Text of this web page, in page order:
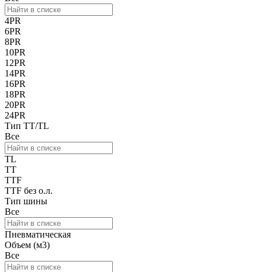
4PR
6PR
8PR
10PR
12PR
14PR
16PR
18PR
20PR
24PR
Тип TT/TL
Все
TL
TT
TTF
TTF без о.л.
Тип шины
Все
Пневматическая
Объем (м3)
Все